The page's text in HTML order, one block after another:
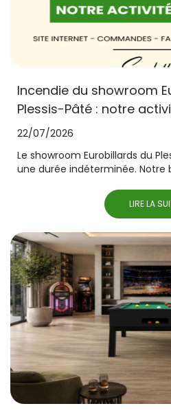
Incendie du showroom
Plessis-Pâté : notre
22/07/2026
Le showroom Eurobillards du
une durée indéterminée. Notre
LIRE LA